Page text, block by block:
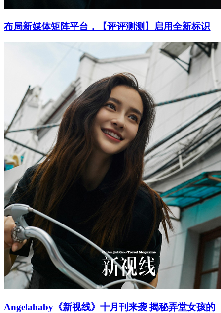
布局新媒体矩阵平台，【评评测测】启用全新标识
Angelababy《新视线》十月刊来袭 揭秘弄堂女孩的